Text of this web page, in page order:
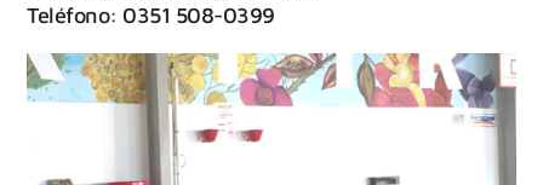
Teléfono: 0351 508-0399